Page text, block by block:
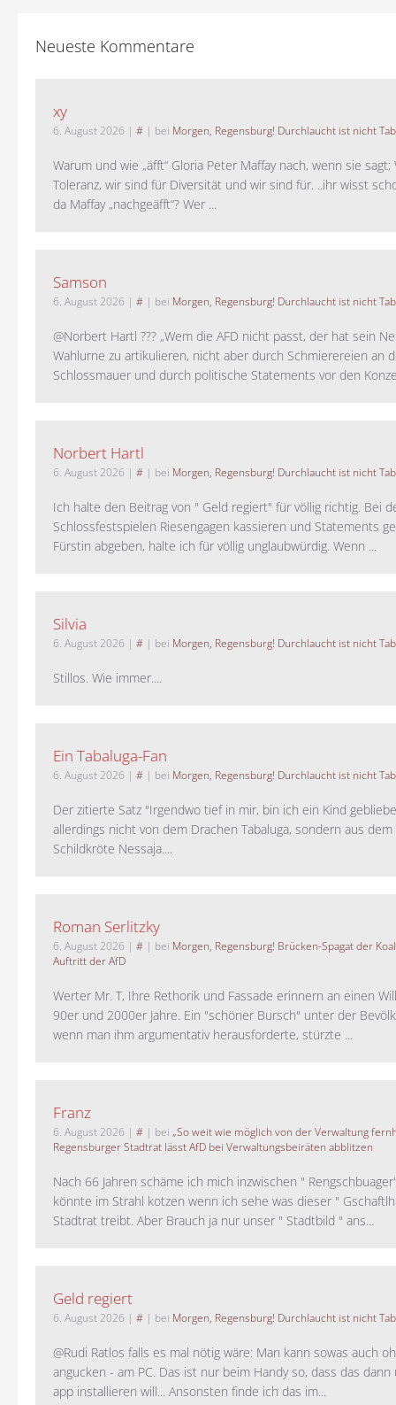
Neueste Kommentare
xy
6. August 2026 | # | bei Morgen, Regensburg! Durchlaucht ist nicht
Warum und wie „äfft“ Gloria Peter Maffay nach, wenn sie
Toleranz, wir sind für Diversität und wir sind für. ..ihr wisst
da Maffay „nachgeäfft“? Wer ...
Samson
6. August 2026 | # | bei Morgen, Regensburg! Durchlaucht ist nicht
@Norbert Hartl ??? „Wem die AFD nicht passt, der hat sein
Wahlurne zu artikulieren, nicht aber durch Schmierereien an
Schlossmauer und durch politische Statements vor den
Norbert Hartl
6. August 2026 | # | bei Morgen, Regensburg! Durchlaucht ist nicht
Ich halte den Beitrag von " Geld regiert" für völlig richtig. Bei
Schlossfestspielen Riesengagen kassieren und Statements
Fürstin abgeben, halte ich für völlig unglaubwürdig. Wenn ...
Silvia
6. August 2026 | # | bei Morgen, Regensburg! Durchlaucht ist nicht
Stillos. Wie immer....
Ein Tabaluga-Fan
6. August 2026 | # | bei Morgen, Regensburg! Durchlaucht ist nicht
Der zitierte Satz "Irgendwo tief in mir, bin ich ein Kind
allerdings nicht von dem Drachen Tabaluga, sondern aus
Schildkröte Nessaja....
Roman Serlitzky
6. August 2026 | # | bei Morgen, Regensburg! Brücken-Spagat der
Auftritt der AfD
Werter Mr. T, Ihre Rethorik und Fassade erinnern an einen
90er und 2000er Jahre. Ein "schöner Bursch" unter der
wenn man ihm argumentativ herausforderte, stürzte ...
Franz
6. August 2026 | # | bei „So weit wie möglich von der Verwaltung
Regensburger Stadtrat lässt AfD bei Verwaltungsbeiräten abblitzen
Nach 66 Jahren schäme ich mich inzwischen "
könnte im Strahl kotzen wenn ich sehe was dieser "
Stadtrat treibt. Aber Brauch ja nur unser " Stadtbild " ans...
Geld regiert
6. August 2026 | # | bei Morgen, Regensburg! Durchlaucht ist nicht
@Rudi Ratlos falls es mal nötig wäre: Man kann sowas auch
angucken - am PC. Das ist nur beim Handy so, dass das
app installieren will... Ansonsten finde ich das im...